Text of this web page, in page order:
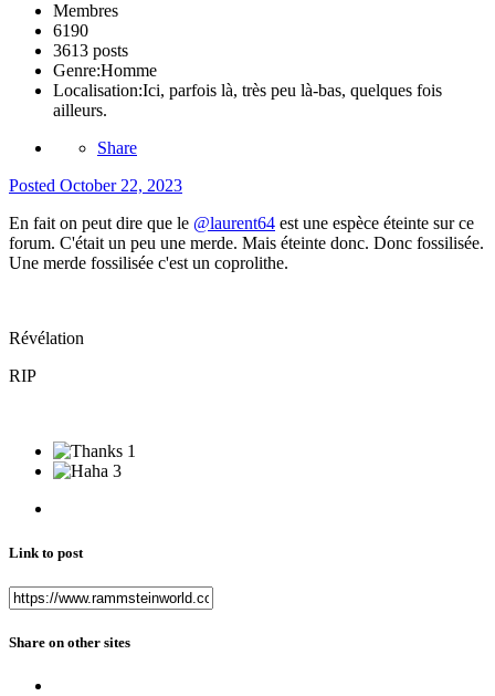
Membres
6190
3613 posts
Genre:Homme
Localisation:Ici, parfois là, très peu là-bas, quelques fois
ailleurs.
Share
Posted October 22, 2023
En fait on peut dire que le @laurent64 est une espèce éteinte sur ce
forum. C'était un peu une merde. Mais éteinte donc. Donc fossilisée.
Une merde fossilisée c'est un coprolithe.
Révélation
RIP
1
3
Link to post
Share on other sites